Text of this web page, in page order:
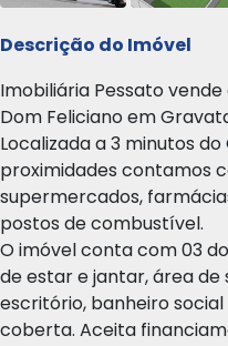
Descrição do Imóvel
Imobiliária Pessato
Dom Feliciano em
Localizada a 3 minutos
proximidades contamos
supermercados,
postos de combustível.
O imóvel conta com 03
de estar e jantar, área de
escritório, banheiro
coberta. Aceita